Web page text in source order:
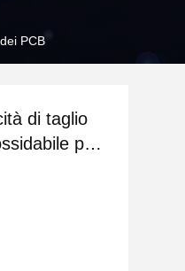
PCB
di taglio
per